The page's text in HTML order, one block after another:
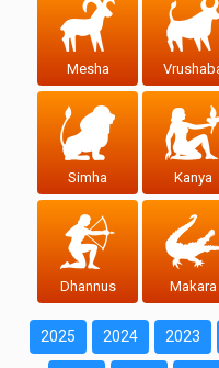
Mesha
Simha Kanya
Dhannus Makara
2025 2024 2023